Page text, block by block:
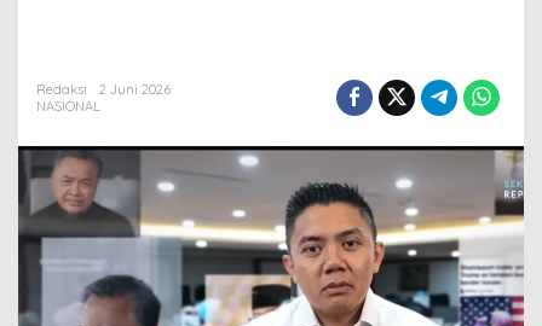
Redaksi
2 Juni 2026
NASIONAL